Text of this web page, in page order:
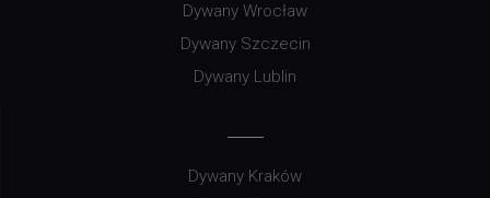
Dywany Wrocław
Dywany Szczecin
Dywany Lublin
Dywany Kraków